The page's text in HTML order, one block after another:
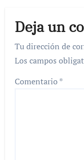
Deja un
Tu dirección de
Los campos
Comentario *